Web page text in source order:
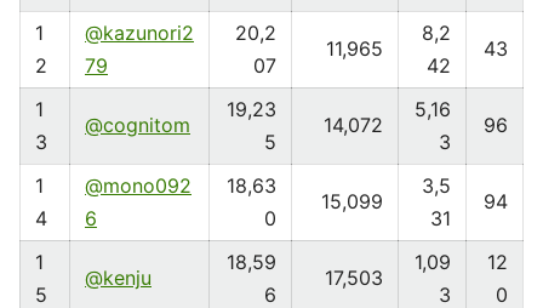
1
2
@kazunori2
79
20,2
07
11,965
8,2
42
43
1
3
@cognitom
19,23
5
14,072
5,16
3
96
1
4
@mono092
6
18,63
0
15,099
3,5
31
94
1
5
@kenju
18,59
6
17,503
1,09
3
12
0